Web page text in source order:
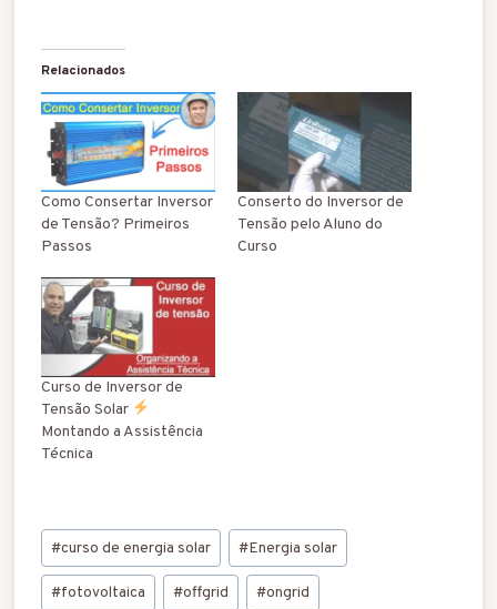
g
n
d
o
.
.
.
Relacionados
Como Consertar Inversor
de Tensão? Primeiros
Passos
Conserto do Inversor de
Tensão pelo Aluno do
Curso
Curso de Inversor de
Tensão Solar
Montando a Assistência
Técnica
Tags
do
Post:
#curso de energia solar #Energia solar
#fotovoltaica #offgrid #ongrid